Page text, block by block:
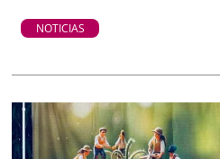
NOTICIAS